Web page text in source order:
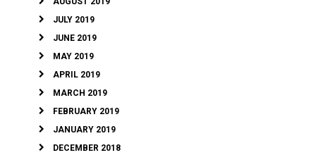
JULY 2019
JUNE 2019
MAY 2019
APRIL 2019
MARCH 2019
FEBRUARY 2019
JANUARY 2019
DECEMBER 2018